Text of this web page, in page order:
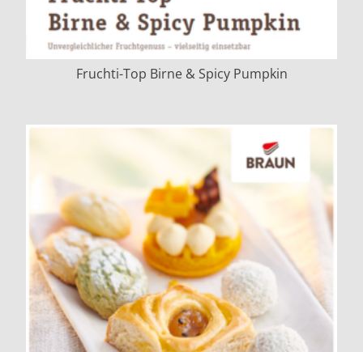
Fruchti-Top Birne & Spicy Pumpkin